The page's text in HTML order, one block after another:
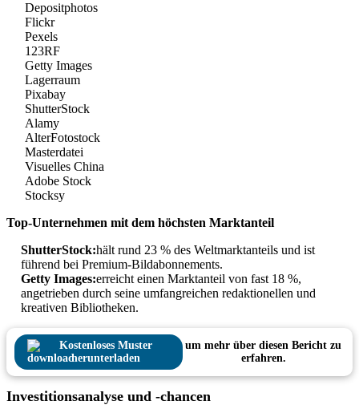
Depositphotos
Flickr
Pexels
123RF
Getty Images
Lagerraum
Pixabay
ShutterStock
Alamy
AlterFotostock
Masterdatei
Visuelles China
Adobe Stock
Stocksy
Top-Unternehmen mit dem höchsten Marktanteil
ShutterStock:hält rund 23 % des Weltmarktanteils und ist
führend bei Premium-Bildabonnements.
Getty Images:erreicht einen Marktanteil von fast 18 %,
angetrieben durch seine umfangreichen redaktionellen und
kreativen Bibliotheken.
Kostenloses Muster
herunterladen
um mehr über diesen Bericht zu
erfahren.
Investitionsanalyse und -chancen